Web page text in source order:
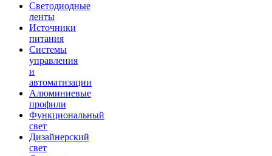
Светодиодные
ленты
Источники
питания
Системы
управления
и
автоматизации
Алюминиевые
профили
Функциональный
свет
Дизайнерский
свет